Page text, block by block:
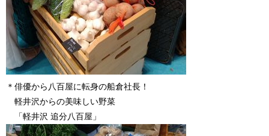
＊俳優から八百屋に転身の船倉社長！
軽井沢からの美味しい野菜
「軽井沢 追分八百屋」